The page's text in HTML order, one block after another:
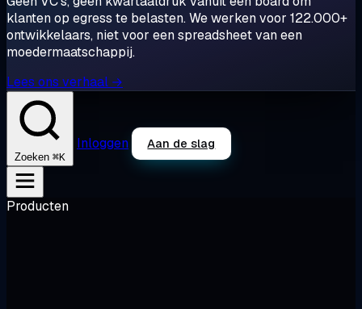
klanten op egress te belasten. We werken voor 122.000+
ontwikkelaars, niet voor een spreadsheet van een
moedermaatschappij.
Lees ons verhaal →
Zoeken ⌘K
Inloggen Aan de slag
Producten